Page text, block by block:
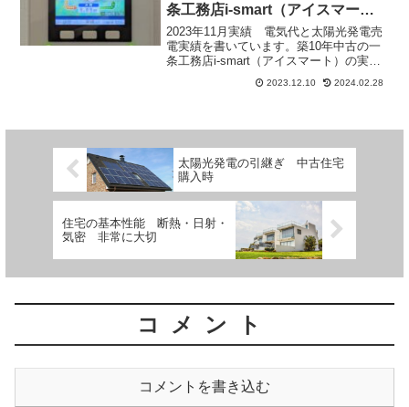
条工務店i-smart（アイスマー
ト）
2023年11月実績 電気代と太陽光発電売
電実績を書いています。築10年中古の一
条工務店i-smart（アイスマート）の実績
2023.12.10 2024.02.28
太陽光発電の引継ぎ 中古住宅
購入時
住宅の基本性能 断熱・日射・
気密 非常に大切
コメント
コメントを書き込む